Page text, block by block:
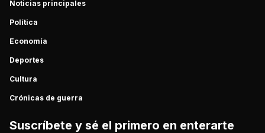
Noticias principales
Política
Economía
Deportes
Cultura
Crónicas de guerra
Suscríbete y sé el primero en enterarte